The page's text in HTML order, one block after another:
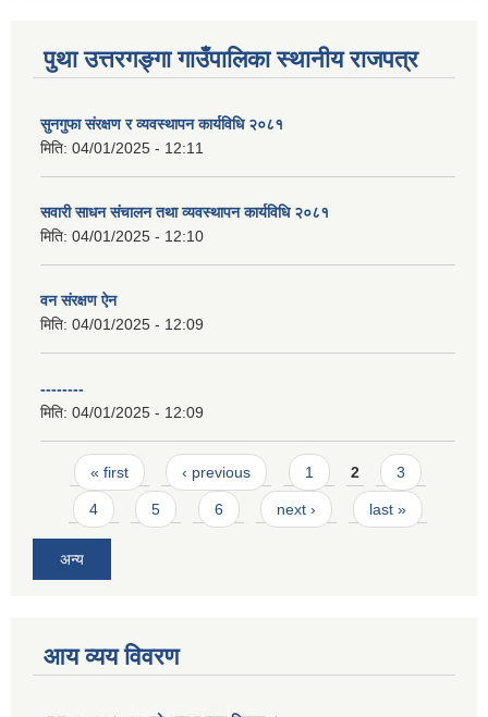
पुथा उत्तरगङ्गा गाउँपालिका स्थानीय राजपत्र
सुनगुफा संरक्षण र व्यवस्थापन कार्यविधि २०८१
मिति: 04/01/2025 - 12:11
सवारी साधन संचालन तथा व्यवस्थापन कार्यविधि २०८१
मिति: 04/01/2025 - 12:10
वन संरक्षण ऐन
मिति: 04/01/2025 - 12:09
--------
मिति: 04/01/2025 - 12:09
Pages
« first ‹ previous 1 2 3
4 5 6 next › last »
अन्य
आय व्यय विवरण